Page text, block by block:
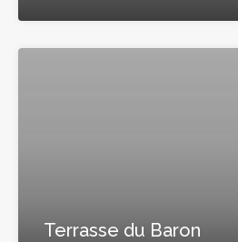
Terrasse du Baron